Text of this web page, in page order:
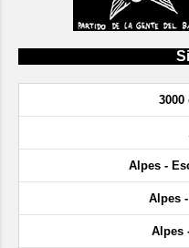
Alpes -
Alpes
Alpes